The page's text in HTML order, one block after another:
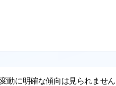
動に明確な傾向は見られませ